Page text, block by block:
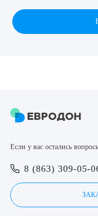
8
Если у вас остались
8 (863) 309-05-
Выберите